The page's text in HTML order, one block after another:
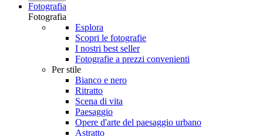
Fotografia
Fotografia
Esplora
Scopri le fotografie
I nostri best seller
Fotografie a prezzi convenienti
Per stile
Bianco e nero
Ritratto
Scena di vita
Paesaggio
Opere d'arte del paesaggio urbano
Astratto